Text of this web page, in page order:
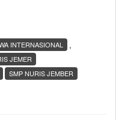
,
INTERNASIONAL
JEMER
SMP NURIS JEMBER